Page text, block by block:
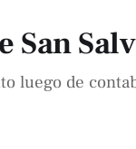
luego de